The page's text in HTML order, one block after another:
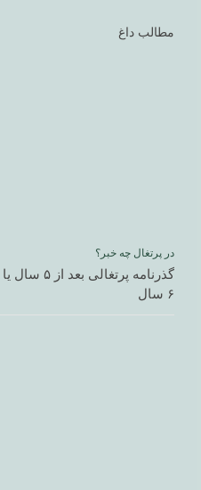
مطالب داغ
در پرتغال چه خبر؟
گذرنامه پرتغالی بعد از ۵ سال یا
۶ سال